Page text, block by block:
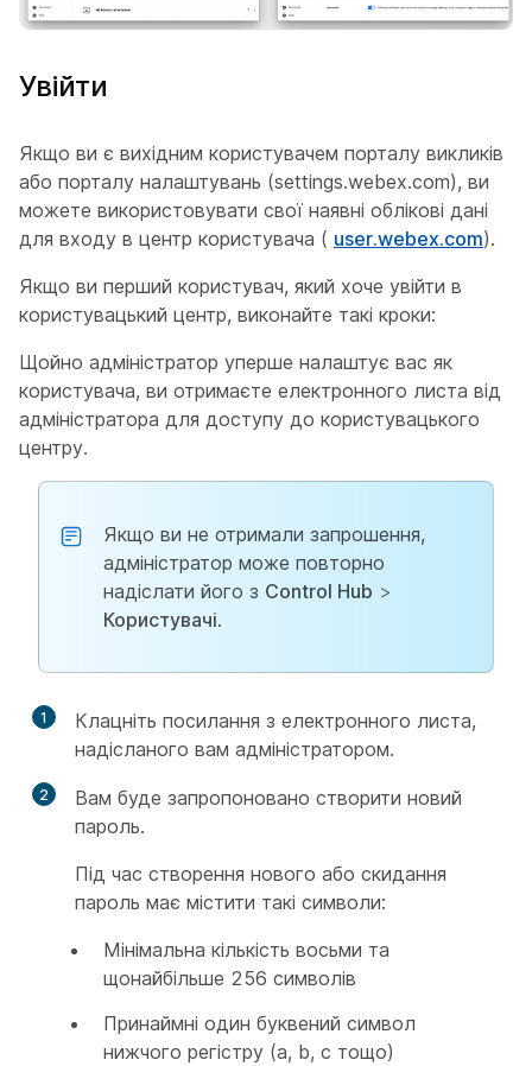
Увійти
Якщо ви є вихідним користувачем порталу викликів
або порталу налаштувань (settings.webex.com), ви
можете використовувати свої наявні облікові дані
для входу в центр користувача ( user.webex.com).
Якщо ви перший користувач, який хоче увійти в
користувацький центр, виконайте такі кроки:
Щойно адміністратор уперше налаштує вас як
користувача, ви отримаєте електронного листа від
адміністратора для доступу до користувацького
центру.
Якщо ви не отримали запрошення,
адміністратор може повторно
надіслати його з Control Hub >
Користувачі.
1
Клацніть посилання з електронного листа,
надісланого вам адміністратором.
2
Вам буде запропоновано створити новий
пароль.
Під час створення нового або скидання
пароль має містити такі символи:
Мінімальна кількість восьми та
щонайбільше 256 символів
Принаймні один буквений символ
нижчого регістру (a, b, c тощо)